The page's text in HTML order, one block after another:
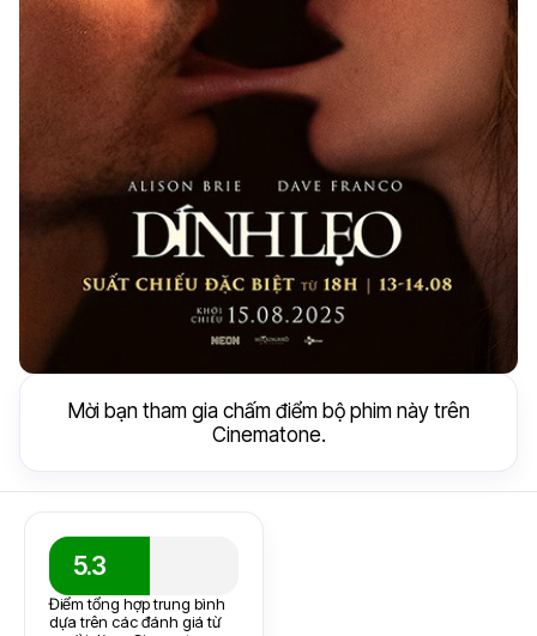
Mời bạn tham gia chấm điểm bộ phim này trên
Cinematone.
5.3
Điểm tổng hợp trung bình
dựa trên các đánh giá từ